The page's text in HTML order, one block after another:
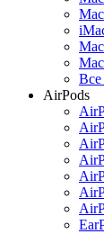
Все
AirPods